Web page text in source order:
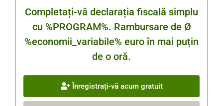
Completați-vă declarația fiscală simplu
cu %PROGRAM%. Rambursare de Ø
%economii_variabile% euro în mai puțin
de o oră.
Înregistrați-vă acum gratuit